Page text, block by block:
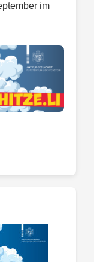
im